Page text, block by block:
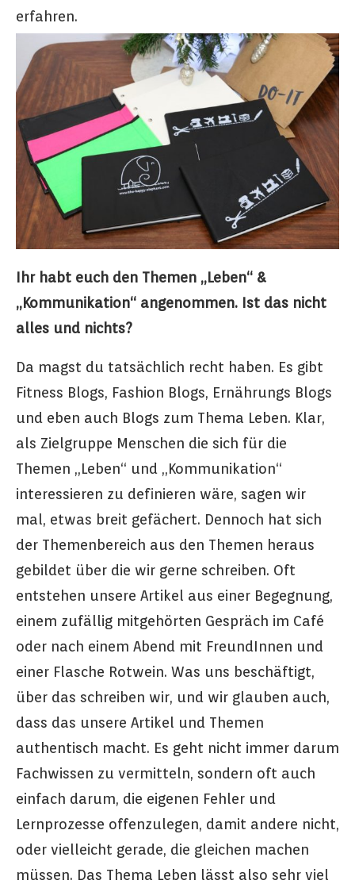
erfahren.
Ihr habt euch den Themen „Leben“ &
„Kommunikation“ angenommen. Ist das nicht
alles und nichts?
Da magst du tatsächlich recht haben. Es gibt
Fitness Blogs, Fashion Blogs, Ernährungs Blogs
und eben auch Blogs zum Thema Leben. Klar,
als Zielgruppe Menschen die sich für die
Themen „Leben“ und „Kommunikation“
interessieren zu definieren wäre, sagen wir
mal, etwas breit gefächert. Dennoch hat sich
der Themenbereich aus den Themen heraus
gebildet über die wir gerne schreiben. Oft
entstehen unsere Artikel aus einer Begegnung,
einem zufällig mitgehörten Gespräch im Café
oder nach einem Abend mit FreundInnen und
einer Flasche Rotwein. Was uns beschäftigt,
über das schreiben wir, und wir glauben auch,
dass das unsere Artikel und Themen
authentisch macht. Es geht nicht immer darum
Fachwissen zu vermitteln, sondern oft auch
einfach darum, die eigenen Fehler und
Lernprozesse offenzulegen, damit andere nicht,
oder vielleicht gerade, die gleichen machen
müssen. Das Thema Leben lässt also sehr viel